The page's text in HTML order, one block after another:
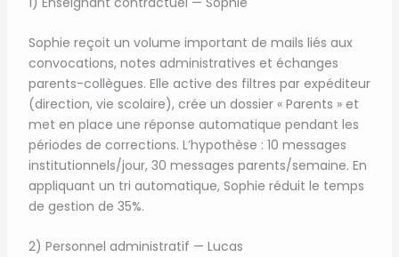
Sophie reçoit un volume important de mails liés aux
convocations, notes administratives et échanges
parents-collègues. Elle active des filtres par expéditeur
(direction, vie scolaire), crée un dossier « Parents » et
met en place une réponse automatique pendant les
périodes de corrections. L’hypothèse : 10 messages
institutionnels/jour, 30 messages parents/semaine. En
appliquant un tri automatique, Sophie réduit le temps
de gestion de 35%.
2) Personnel administratif — Lucas